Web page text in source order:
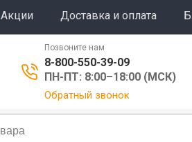
Акции Доставка и оплата
Позвоните нам
8-800-550-39-09
ПН-ПТ: 8:00–18:00 (МСК)
Обратный звонок